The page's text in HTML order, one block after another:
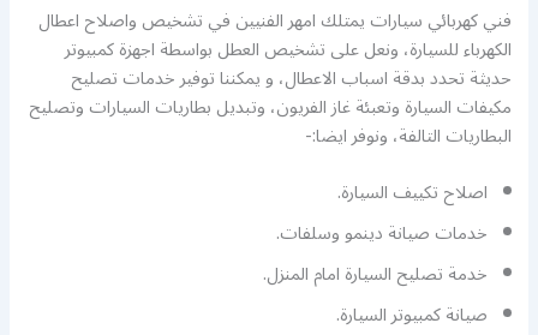
فني كهربائي سيارات يمتلك امهر الفنيين في تشخيص واصلاح اعطال
الكهرباء للسيارة، ونعل على تشخيص العطل بواسطة اجهزة كمبيوتر
حديثة تحدد بدقة اسباب الاعطال، و يمكننا توفير خدمات تصليح
مكيفات السيارة وتعبئة غاز الفريون، وتبديل بطاريات السيارات وتصليح
البطاريات التالفة، ونوفر ايضا:-
اصلاح تكييف السيارة.
خدمات صيانة دينمو وسلفات.
خدمة تصليح السيارة امام المنزل.
صيانة كمبيوتر السيارة.